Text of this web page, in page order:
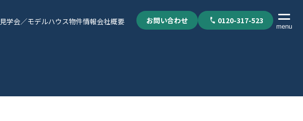
見学会／モデルハウス物件情報会社概要 お問い合わせ 0120-317-523
menu